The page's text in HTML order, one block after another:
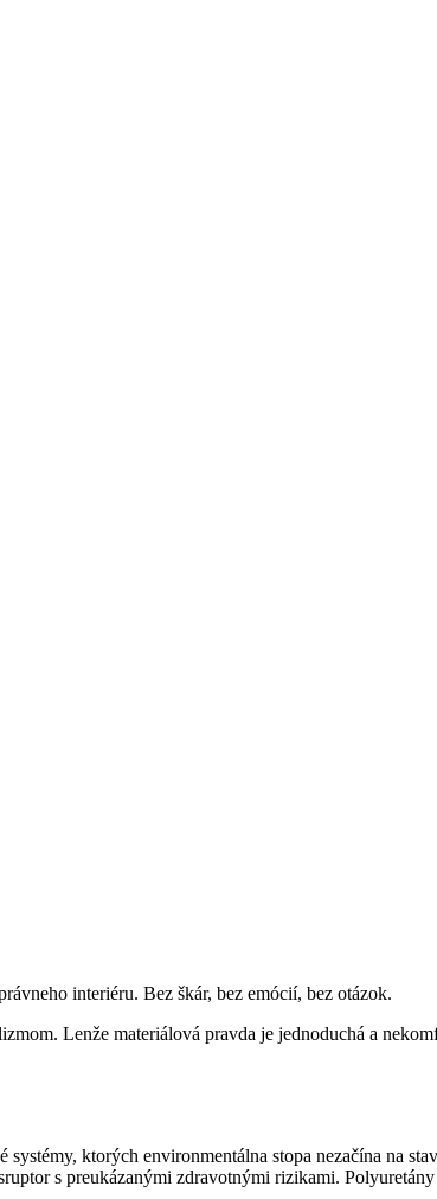
interiéru. Bez škár, bez emócií, bez otázok.
Lenže materiálová pravda je jednoduchá a
ktorých environmentálna stopa nezačína na
s preukázanými zdravotnými rizikami. Polyuretány